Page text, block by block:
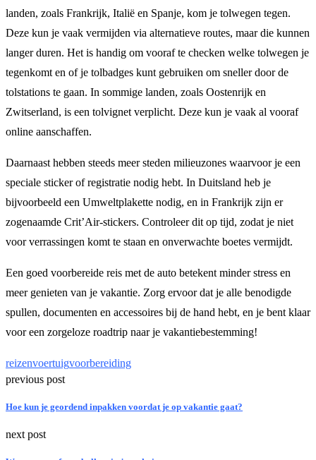
landen, zoals Frankrijk, Italië en Spanje, kom je tolwegen tegen.
Deze kun je vaak vermijden via alternatieve routes, maar die kunnen
langer duren. Het is handig om vooraf te checken welke tolwegen je
tegenkomt en of je tolbadges kunt gebruiken om sneller door de
tolstations te gaan. In sommige landen, zoals Oostenrijk en
Zwitserland, is een tolvignet verplicht. Deze kun je vaak al vooraf
online aanschaffen.
Daarnaast hebben steeds meer steden milieuzones waarvoor je een
speciale sticker of registratie nodig hebt. In Duitsland heb je
bijvoorbeeld een Umweltplakette nodig, en in Frankrijk zijn er
zogenaamde Crit’Air-stickers. Controleer dit op tijd, zodat je niet
voor verrassingen komt te staan en onverwachte boetes vermijdt.
Een goed voorbereide reis met de auto betekent minder stress en
meer genieten van je vakantie. Zorg ervoor dat je alle benodigde
spullen, documenten en accessoires bij de hand hebt, en je bent klaar
voor een zorgeloze roadtrip naar je vakantiebestemming!
reizenvoertuigvoorbereiding
previous post
Hoe kun je geordend inpakken voordat je op vakantie gaat?
next post